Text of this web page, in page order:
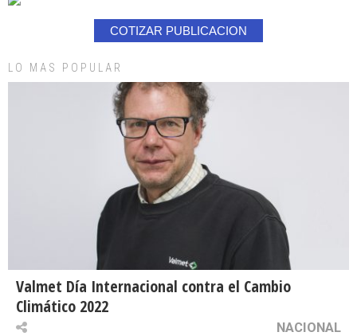
COTIZAR PUBLICACION
LO MAS POPULAR
Valmet Día Internacional contra el Cambio
Climático 2022
NACIONAL